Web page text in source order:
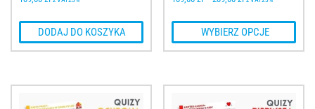
DODAJ DO KOSZYKA WYBIERZ OPCJE